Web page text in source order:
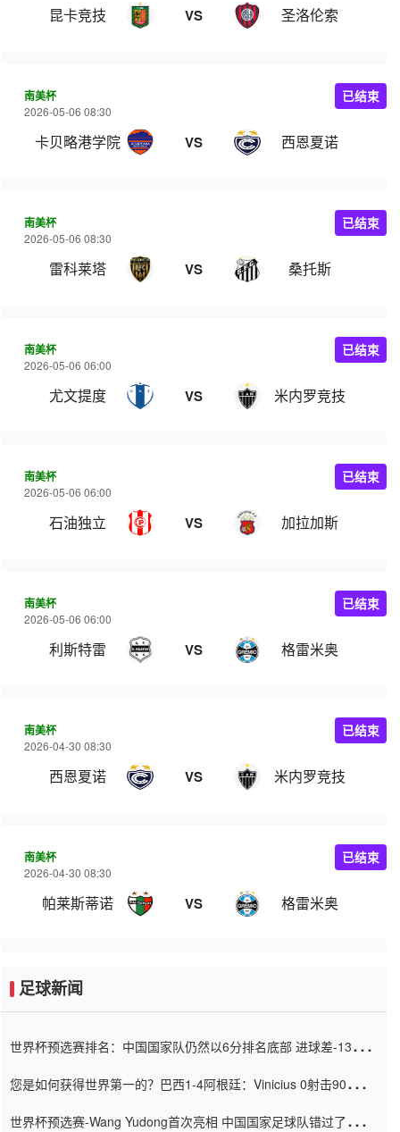
昆卡竞技 VS 圣洛伦索
南美杯
2026-05-06 08:30
卡贝略港学院 VS 西恩夏诺
已结束
南美杯
2026-05-06 08:30
雷科莱塔 VS 桑托斯
已结束
南美杯
2026-05-06 06:00
尤文提度 VS 米内罗竞技
已结束
南美杯
2026-05-06 06:00
石油独立 VS 加拉加斯
已结束
南美杯
2026-05-06 06:00
利斯特雷 VS 格雷米奥
已结束
南美杯
2026-04-30 08:30
西恩夏诺 VS 米内罗竞技
已结束
南美杯
2026-04-30 08:30
帕莱斯蒂诺 VS 格雷米奥
已结束
足球新闻
世界杯预选赛排名：中国国家队仍然以6分排名底部 进球差-13令人
您是如何获得世界第一的？巴西1-4阿根廷：Vinicius 0射击90分钟
世界杯预选赛-Wang Yudong首次亮相 中国国家足球队错过了世界